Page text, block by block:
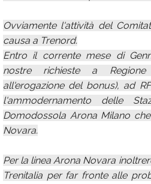
Ovviamente l'attività del
causa a Trenord.
Entro il corrente mese di
nostre richieste a
all'erogazione del bonus), ad
l'ammodernamento delle
Domodossola Arona Milano
Novara.
Per la linea Arona Novara
Trenitalia per far fronte alle